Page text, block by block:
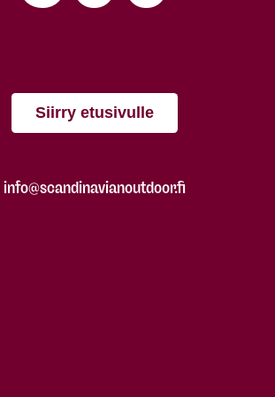
Siirry etusivulle
info@scandinavianoutdoor.fi